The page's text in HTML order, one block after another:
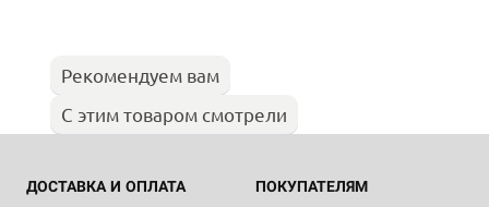
Рекомендуем вам
С этим товаром смотрели
ДОСТАВКА И ОПЛАТА ПОКУПАТЕЛЯМ